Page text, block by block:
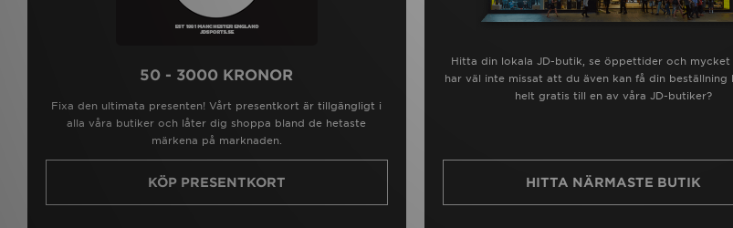
50 - 3000 KRONOR
Fixa den ultimata presenten! Vårt presentkort är tillgängligt i
alla våra butiker och låter dig shoppa bland de hetaste
märkena på marknaden.
KÖP PRESENTKORT
Hitta din lokala JD-butik, se öppettider och mycket
har väl inte missat att du även kan få din beställning
helt gratis till en av våra JD-butiker?
HITTA NÄRMASTE BUTIK